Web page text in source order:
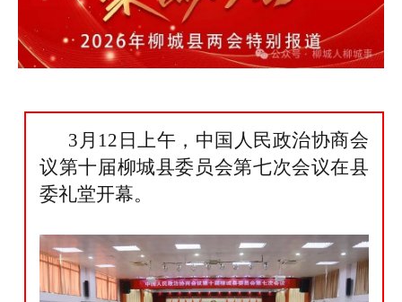
数据专题
3月12日上午，中国人民政治协商会
议第十届柳城县委员会第七次会议在县
委礼堂开幕。